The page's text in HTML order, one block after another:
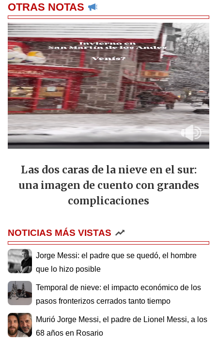
OTRAS NOTAS
Las dos caras de la nieve en el sur:
una imagen de cuento con grandes
complicaciones
NOTICIAS MÁS VISTAS
Jorge Messi: el padre que se quedó, el hombre
que lo hizo posible
Temporal de nieve: el impacto económico de los
pasos fronterizos cerrados tanto tiempo
Murió Jorge Messi, el padre de Lionel Messi, a los
68 años en Rosario